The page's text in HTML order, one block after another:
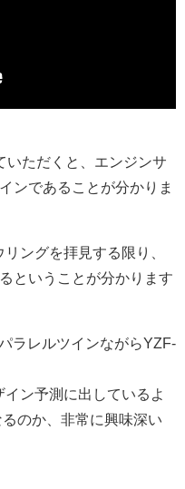
いただくと、エンジンサ
ンであることが分かりま
ングを拝見する限り、
ということが分かります
ラレルツインながらYZF-
ン予測に出しているよ
のか、非常に興味深い